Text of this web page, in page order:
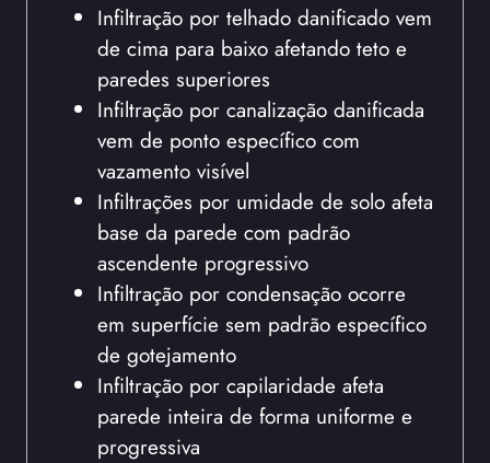
Infiltração por telhado danificado vem
de cima para baixo afetando teto e
paredes superiores
Infiltração por canalização danificada
vem de ponto específico com
vazamento visível
Infiltrações por umidade de solo afeta
base da parede com padrão
ascendente progressivo
Infiltração por condensação ocorre
em superfície sem padrão específico
de gotejamento
Infiltração por capilaridade afeta
parede inteira de forma uniforme e
progressiva